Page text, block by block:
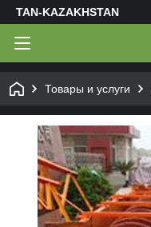
TAN-KAZAKHSTAN
Товары и услуги